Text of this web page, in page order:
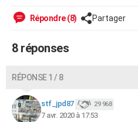
Art de vivre
Bien-être
Loisirs
Mode
Modes de vie
SANTE
BONS PLANS
Répondre (8) Partager
8 réponses
RÉPONSE 1 / 8
stf_jpd87 29 968
7 avr. 2020 à 17:53